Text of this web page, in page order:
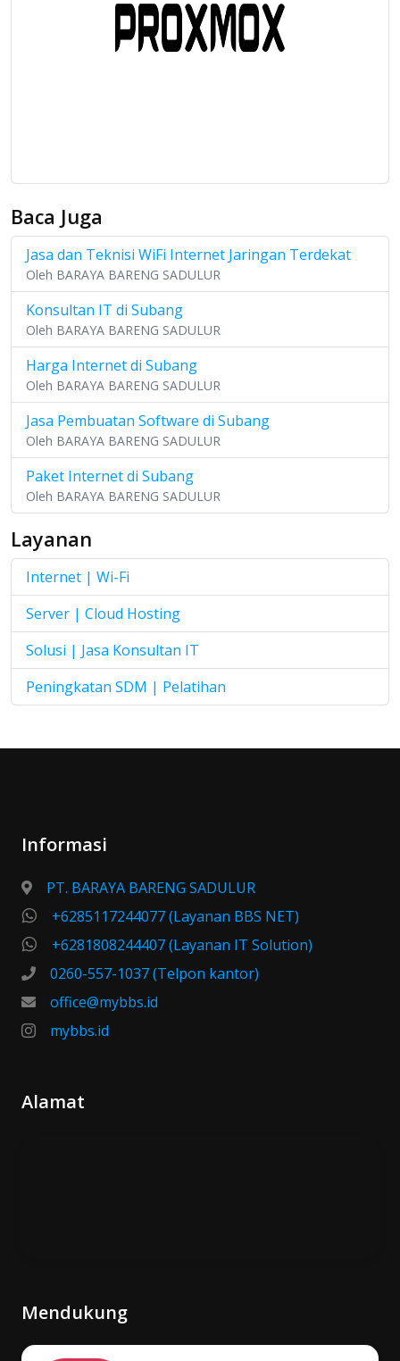
Baca Juga
Jasa dan Teknisi WiFi Internet Jaringan Terdekat
Oleh BARAYA BARENG SADULUR
Konsultan IT di Subang
Oleh BARAYA BARENG SADULUR
Harga Internet di Subang
Oleh BARAYA BARENG SADULUR
Jasa Pembuatan Software di Subang
Oleh BARAYA BARENG SADULUR
Paket Internet di Subang
Oleh BARAYA BARENG SADULUR
Layanan
Internet | Wi-Fi
Server | Cloud Hosting
Solusi | Jasa Konsultan IT
Peningkatan SDM | Pelatihan
Informasi
PT. BARAYA BARENG SADULUR
+6285117244077 (Layanan BBS NET)
+6281808244407 (Layanan IT Solution)
0260-557-1037 (Telpon kantor)
office@mybbs.id
mybbs.id
Alamat
Mendukung